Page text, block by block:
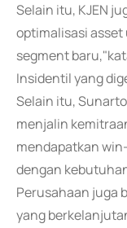
Selain itu, KJEN
optimalisasi
segment
Insidentil yang
Selain itu,
menjalin
mendapatkan
dengan
Perusahaan juga
yang